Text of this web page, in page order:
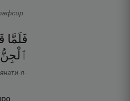
فَلَمَّا
ٱلْجِنُّ
л-